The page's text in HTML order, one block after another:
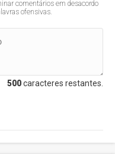
comentários em desacordo
ofensivas.
500caracteres restantes.